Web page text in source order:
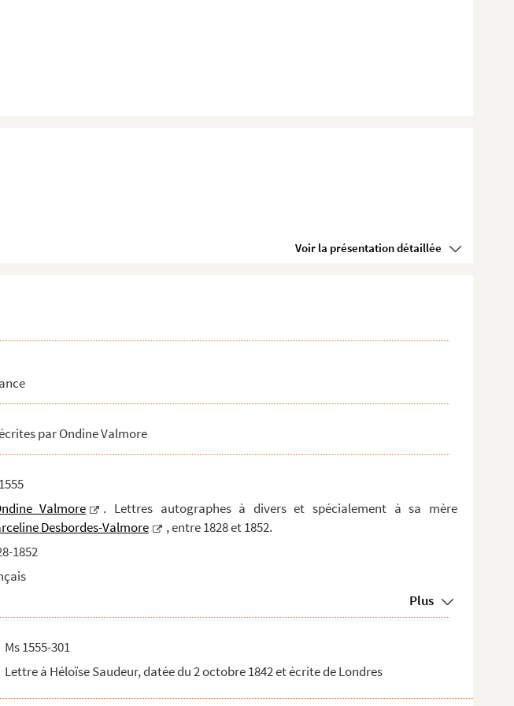
Voir la présentation détaillée
1852 et écrite de Saint-Den...
par Ondine Valmore
Valmore
. Lettres autographes à divers et spécialement à sa mère
Desbordes-Valmore
, entre 1828 et 1852.
1852
Plus
Ms 1555-301
Lettre à Héloïse Saudeur, datée du 2 octobre 1842 et écrite de Londres